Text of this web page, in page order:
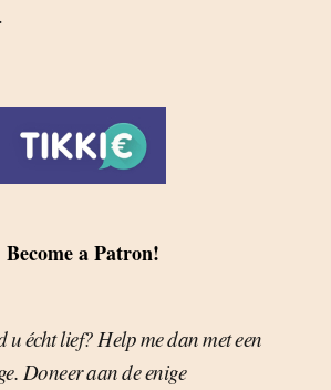
Become a Patron!
u écht lief? Help me dan met een
Doneer aan de enige